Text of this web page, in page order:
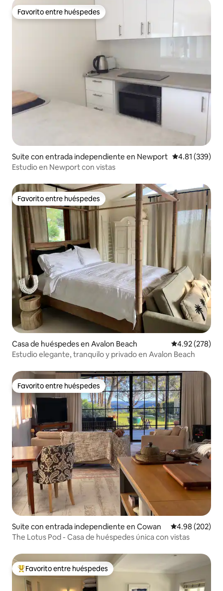
Favorito entre huéspedes
Favorito entre huéspedes
Suite con entrada independiente en Newport Calificación
4.81 (339)
Estudio en Newport con vistas
Favorito entre huéspedes
Favorito entre huéspedes
Casa de huéspedes en Avalon Beach Calificación
4.92 (278)
Estudio elegante, tranquilo y privado en Avalon Beach
Favorito entre huéspedes
Favorito entre huéspedes
Suite con entrada independiente en Cowan Calificación
4.98 (202)
The Lotus Pod - Casa de huéspedes única con vistas
De los mejores en Favorito entre huéspedes
Favorito entre huéspedes